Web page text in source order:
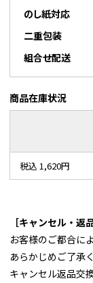
のし紙対応
二重包装
組合せ配送
商品在庫状況
税込 1,620円
［キャンセル・返
お客様のご都合に
あらかじめご了承
キャンセル返品交